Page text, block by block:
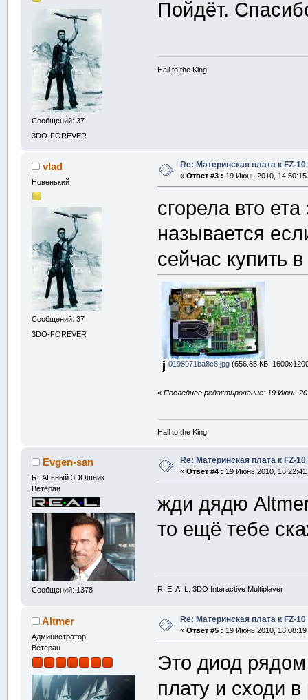
Сообщений: 37
3DO-FOREVER
Пойдёт.
Hail to the King
vlad
Новенький
Сообщений: 37
3DO-FOREVER
Re: Материнская плата к FZ-10
« Ответ #3 : 19 Июнь 2010, 14:50:15
сгорела вто
называется
сейчас купить
0198971ba8c8.jpg(656.85 КБ,
«Последнее редактирование: 19 Июнь
Hail to the King
Evgen-san
REALьный 3DOшник
Ветеран
Сообщений: 1378
Re: Материнская плата к FZ-10
« Ответ #4 : 19 Июнь 2010, 16:22:41
жди дядю
то ещё тебе
R. E. A. L. 3DO Interactive Multiplayer
Altmer
Администратор
Ветеран
Re: Материнская плата к FZ-10
« Ответ #5 : 19 Июнь 2010, 18:08:19
Это диод
плату и сходи